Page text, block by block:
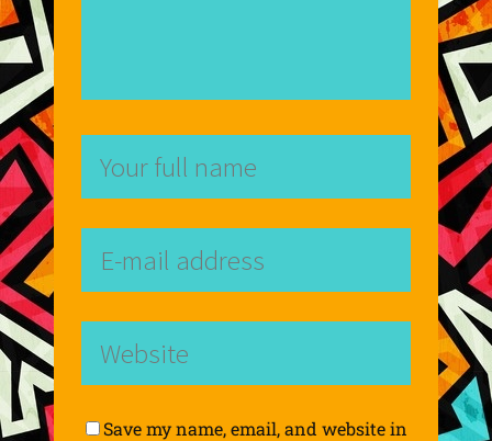
Save my name, email, and website in